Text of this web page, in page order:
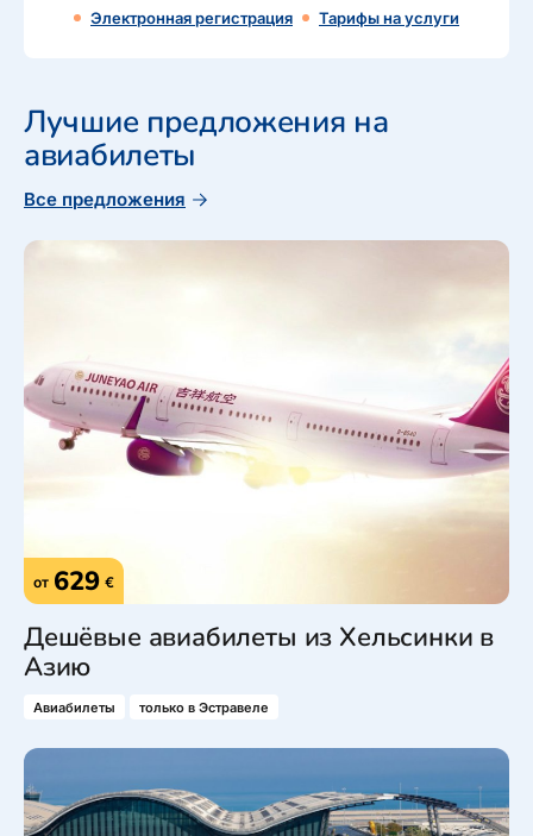
Электронная регистрация
Тарифы на услуги
Лучшие предложения на
авиабилеты
Все предложения
от 629 €
Дешёвые авиабилеты из Хельсинки в
Азию
Авиабилеты только в Эстравеле